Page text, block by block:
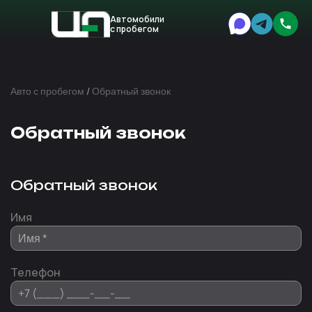
Автомобили
с пробегом
Авто с пробегом /Обратный звонок
Обратный звонок
Обратный звонок
Имя
Телефон